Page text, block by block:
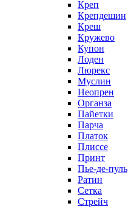
Креп
Крепдешин
Креш
Кружево
Купон
Лоден
Люрекс
Муслин
Неопрен
Органза
Пайетки
Парча
Платок
Плиссе
Принт
Пье-де-пуль
Ратин
Сетка
Стрейч